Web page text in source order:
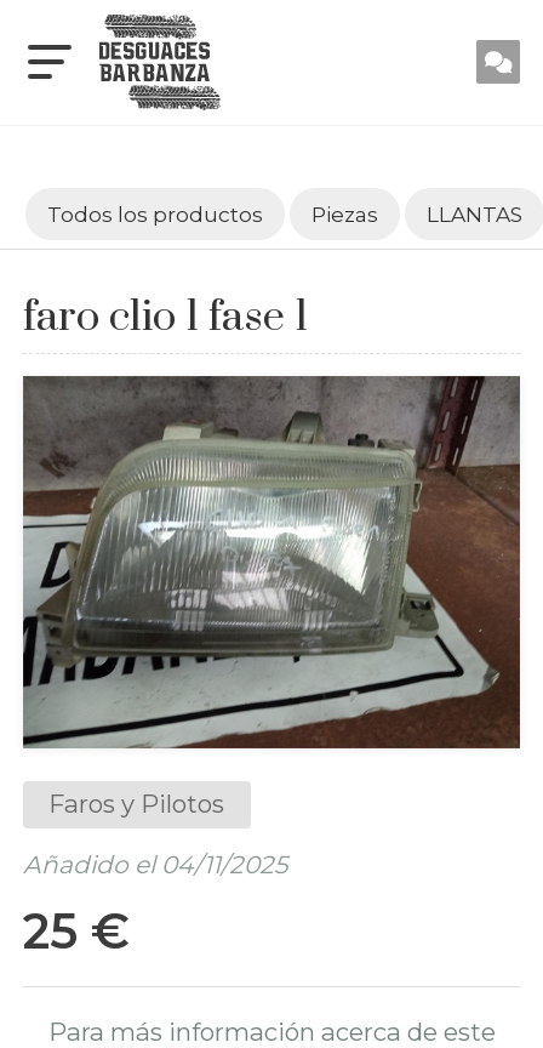
Todos los productos Piezas LLANTAS
faro clio 1 fase 1
Faros y Pilotos
Añadido el 04/11/2025
25 €
Para más información acerca de este